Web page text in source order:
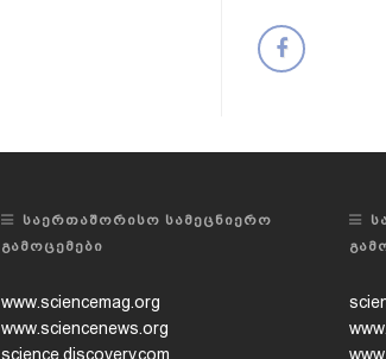
ᲡᲐᲔᲠᲗᲐᲨᲝᲠᲘᲡᲝ ᲡᲐᲛᲔᲪᲜᲘᲔᲠᲝ
ᲒᲐᲛᲝᲪᲔᲛᲔᲑᲘ
www.sciencemag.org
www.sciencenews.org
science.discovery.com